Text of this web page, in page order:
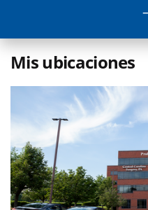
Mis ubicaciones